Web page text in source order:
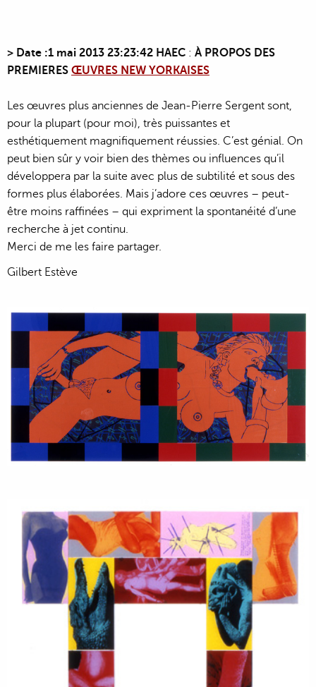
> Date :1 mai 2013 23:23:42 HAEC : À PROPOS DES
PREMIERES ŒUVRES NEW YORKAISES
Les œuvres plus anciennes de Jean-Pierre Sergent sont,
pour la plupart (pour moi), très puissantes et
esthétiquement magnifiquement réussies. C’est génial. On
peut bien sûr y voir bien des thèmes ou influences qu’il
développera par la suite avec plus de subtilité et sous des
formes plus élaborées. Mais j’adore ces œuvres – peut-
être moins raffinées – qui expriment la spontanéité d’une
recherche à jet continu.
Merci de me les faire partager.
Gilbert Estève